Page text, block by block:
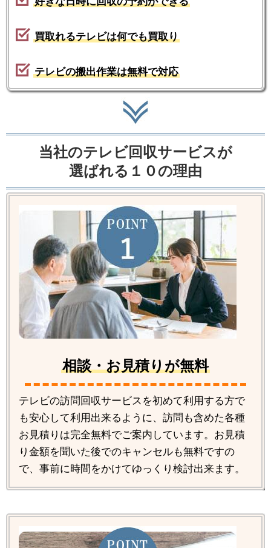
買取れるテレビは何でも買取り
テレビの搬出作業は無料で対応
当社のテレビ回収サービスが
選ばれる１０の理由
相談・お見積りが無料
テレビの訪問回収サービスを初めて利用する方で
も安心して利用出来るように、訪問も含めた各種
お見積りは完全無料でご案内しています。お見積
り金額を聞いた後でのキャンセルも無料ですの
で、事前に時間をかけてゆっくり検討出来ます。